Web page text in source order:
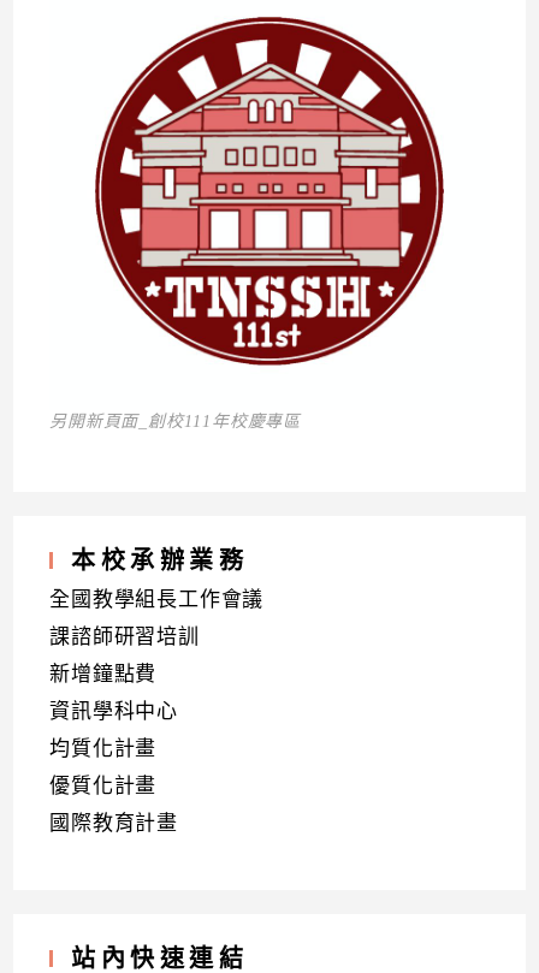
另開新頁面_創校111年校慶專區
本校承辦業務
全國教學組長工作會議
課諮師研習培訓
新增鐘點費
資訊學科中心
均質化計畫
優質化計畫
國際教育計畫
站內快速連結